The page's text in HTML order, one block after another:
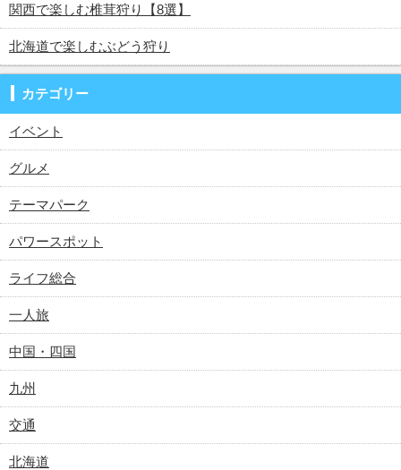
関西で楽しむ椎茸狩り【8選】
北海道で楽しむぶどう狩り
カテゴリー
イベント
グルメ
テーマパーク
パワースポット
ライフ総合
一人旅
中国・四国
九州
交通
北海道